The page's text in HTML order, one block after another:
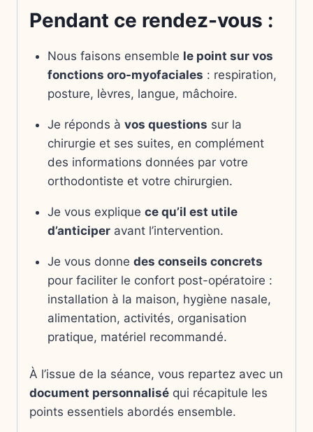
Pendant ce rendez-vous :
Nous faisons ensemble le point sur vos
fonctions oro-myofaciales : respiration,
posture, lèvres, langue, mâchoire.
Je réponds à vos questions sur la
chirurgie et ses suites, en complément
des informations données par votre
orthodontiste et votre chirurgien.
Je vous explique ce qu’il est utile
d’anticiperavant l’intervention.
Je vous donne des conseils concrets
pour faciliter le confort post-opératoire :
installation à la maison, hygiène nasale,
alimentation, activités, organisation
pratique, matériel recommandé.
À l’issue de la séance, vous repartez avec un
document personnalisé qui récapitule les
points essentiels abordés ensemble.